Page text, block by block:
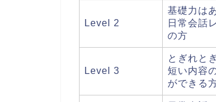
Level 2
基礎力は
日常会話
の方
Level 3
とぎれと
短い内容
ができる